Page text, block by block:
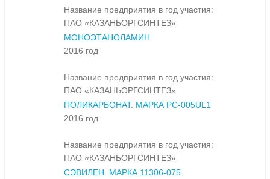
Название предприятия в год участия:
ПАО «КАЗАНЬОРГСИНТЕЗ»
МОНОЭТАНОЛАМИН
2016 год
Название предприятия в год участия:
ПАО «КАЗАНЬОРГСИНТЕЗ»
ПОЛИКАРБОНАТ. МАРКА PC-005UL1
2016 год
Название предприятия в год участия:
ПАО «КАЗАНЬОРГСИНТЕЗ»
СЭВИЛЕН. МАРКА 11306-075